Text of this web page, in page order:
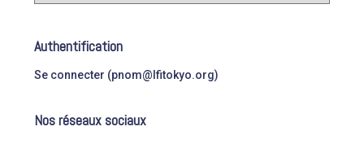
g
o
e
Authentification
Se connecter (pnom@lfitokyo.org)
Nos réseaux sociaux